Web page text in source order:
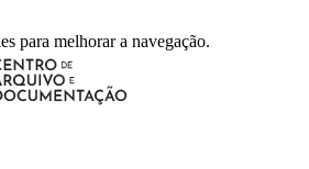
para melhorar a navegação.